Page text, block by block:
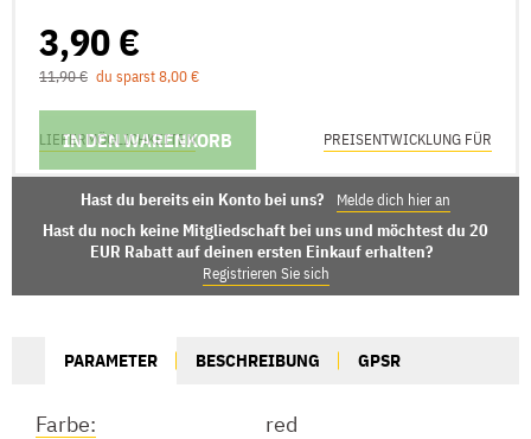
3,90 €
11,90 € du sparst 8,00 €
IN DEN WARENKORB
LIEFERMÖGLICHKEITEN PREISENTWICKLUNG FÜR
Hast du bereits ein Konto bei uns? Melde dich hier an
Hast du noch keine Mitgliedschaft bei uns und möchtest du 20
EUR Rabatt auf deinen ersten Einkauf erhalten?
Registrieren Sie sich
PARAMETER BESCHREIBUNG GPSR
Farbe:
red